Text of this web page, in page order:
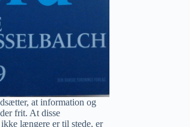
at information og
frit. At disse
længere er til stede, er